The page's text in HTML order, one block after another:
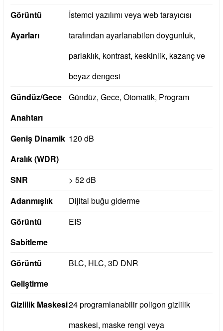
Görüntü
Ayarları
İstemci yazılımı veya web tarayıcısı
tarafından ayarlanabilen doygunluk,
parlaklık, kontrast, keskinlik, kazanç ve
beyaz dengesi
Gündüz/Gece
Anahtarı
Gündüz, Gece, Otomatik, Program
Geniş Dinamik
Aralık (WDR)
120 dB
SNR
> 52 dB
Adanmışlık
Dijital buğu giderme
Görüntü
Sabitleme
EIS
Görüntü
Geliştirme
BLC, HLC, 3D DNR
Gizlilik Maskesi24 programlanabilir poligon gizlilik
maskesi, maske rengi veya